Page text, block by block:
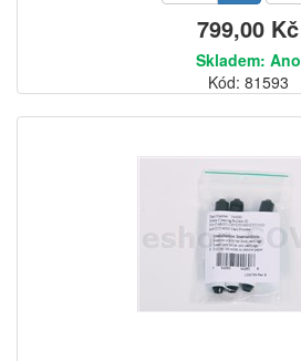
799,00 Kč
Skladem: Ano
Kód: 81593